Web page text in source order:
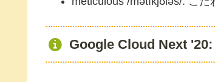
Google Cloud Next